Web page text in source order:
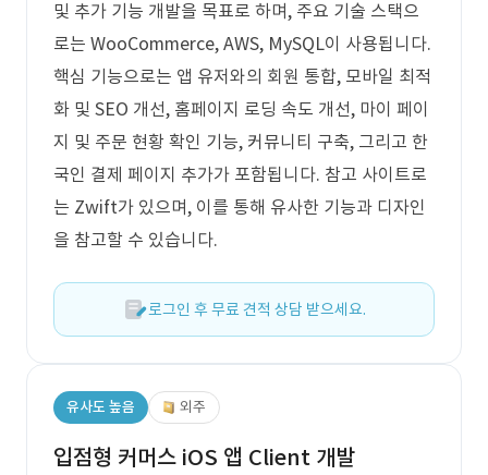
및 추가 기능 개발을 목표로 하며, 주요 기술 스택으
로는 WooCommerce, AWS, MySQL이 사용됩니다.
핵심 기능으로는 앱 유저와의 회원 통합, 모바일 최적
화 및 SEO 개선, 홈페이지 로딩 속도 개선, 마이 페이
지 및 주문 현황 확인 기능, 커뮤니티 구축, 그리고 한
국인 결제 페이지 추가가 포함됩니다. 참고 사이트로
는 Zwift가 있으며, 이를 통해 유사한 기능과 디자인
을 참고할 수 있습니다.
로그인 후 무료 견적 상담 받으세요.
유사도 높음 외주
입점형 커머스 iOS 앱 Client 개발